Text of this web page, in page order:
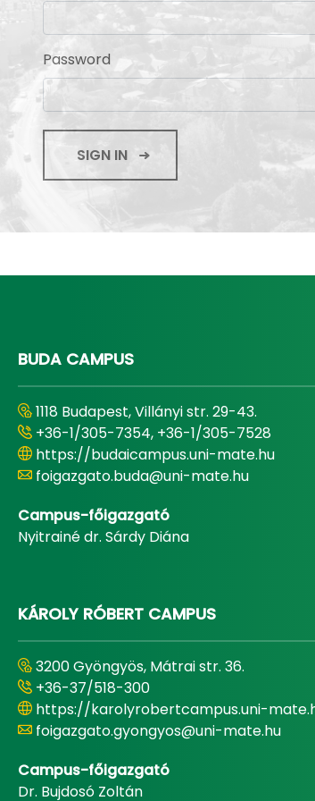
Password
SIGN IN
BUDA CAMPUS
1118 Budapest, Villányi str. 29-43.
+36-1/305-7354, +36-1/305-7528
https://budaicampus.uni-mate.hu
foigazgato.buda@uni-mate.hu
Campus-főigazgató
Nyitrainé dr. Sárdy Diána
KÁROLY RÓBERT CAMPUS
3200 Gyöngyös, Mátrai str. 36.
+36-37/518-300
https://karolyrobertcampus.uni-
foigazgato.gyongyos@uni-mate.hu
Campus-főigazgató
Dr. Bujdosó Zoltán